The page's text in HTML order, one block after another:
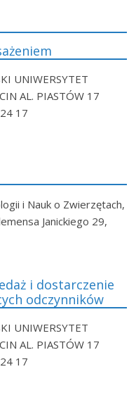
UNIWERSYTET
AL. PIASTÓW 17
17
i Nauk o Zwierzętach,
Janickiego 29,
i dostarczenie
odczynników
UNIWERSYTET
AL. PIASTÓW 17
17